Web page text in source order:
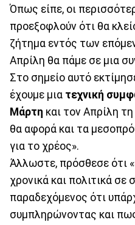
Όπως είπε, οι
προεξοφλούν ότι θα
ζήτημα εντός των
Απρίλη θα πάμε σε μια
Στο σημείο αυτό
έχουμε μια τεχνική
Μάρτη και τον Απρίλη
θα αφορά και τα
για το χρέος».
Άλλωστε, πρόσθεσε ότι
χρονικά και πολιτικά σε
παραδεχόμενος ότι
συμπληρώνοντας και